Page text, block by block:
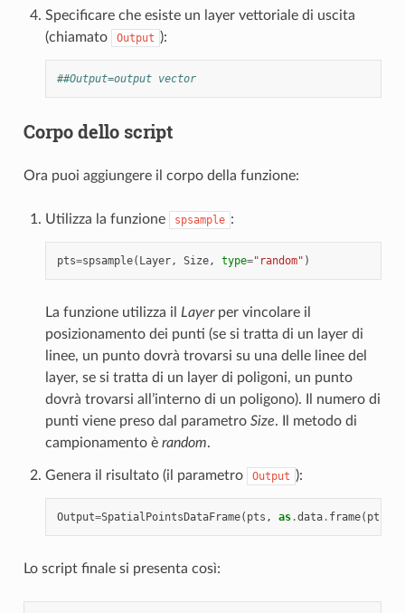
Specificare che esiste un layer vettoriale di uscita
(chiamato
Output ):
##Output=output vector
Corpo dello script
Ora puoi aggiungere il corpo della funzione:
Utilizza la funzione spsample :
pts=spsample( Layer, Size, type="random" )
La funzione utilizza il Layerper vincolare il
posizionamento dei punti (se si tratta di un layer di
linee, un punto dovrà trovarsi su una delle linee del
layer, se si tratta di un layer di poligoni, un punto
dovrà trovarsi all’interno di un poligono). Il numero di
punti viene preso dal parametro Size. Il metodo di
campionamento è random.
Genera il risultato (il parametro Output ):
Output=SpatialPointsDataFrame( pts , as.data. frame( pts
Lo script finale si presenta così: